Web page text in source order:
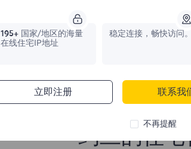
1,042,773
约旦的住宅
195+ 国家/地区的海量
在线住宅IP地址
稳定连接，畅快访问。
立即注册 联系我
不再提醒